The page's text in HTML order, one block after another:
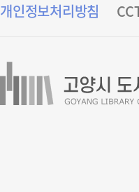
개인정보처리방침